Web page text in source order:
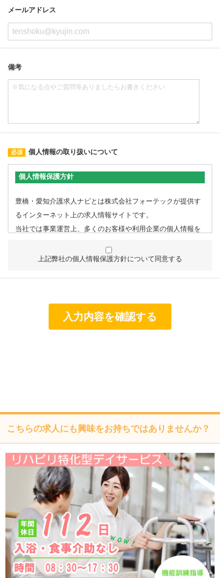
メールアドレス
備考
個人情報の取り扱いについて
個人情報保護方針
豊橋・愛知介護求人ナビとは株式会社フォーテックが提供す
るインターネット上の求人情報サイトです。
当社では事業運営上、多くのお客様や利用企業の個人情報を
して責任ある対応を実現するものとします。
個人情報は、適法かつ適正な方法で取得します。
個人情報の取扱いについて
株式会社フォーテック（以下「当社」といいます）は、当プ
ライバシーポリシーを掲示し、当プライバシーポリシーに準
拠して提供されるサービス（以下「本サービス」といいま
す）の利用企業・団体等（以下「利用企業等」といいます）
および本サービスをご利用になる方（以下「ユーザー」とい
います）のプライバシーを尊重し、ユーザーの個人情報の管
理に細心の注意を払い、これを取扱うものとします。
上記弊社の個人情報保護方針について同意する
こちらの求人にも興味をお持ちではありませんか？